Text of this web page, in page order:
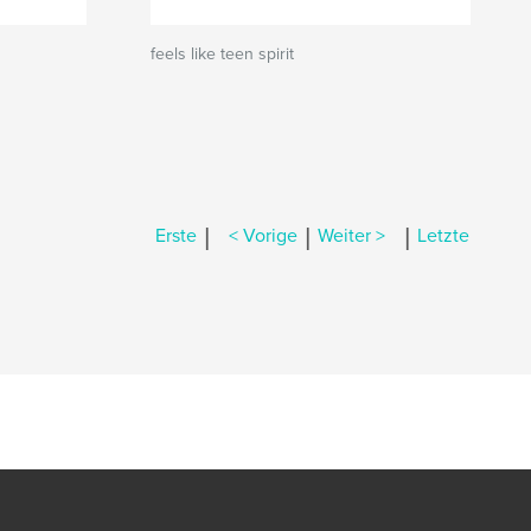
feels like teen spirit
Erste | < Vorige | Weiter > | Letzte